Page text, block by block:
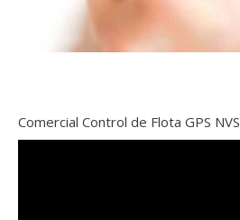
Comercial Control de Flota GPS NVS